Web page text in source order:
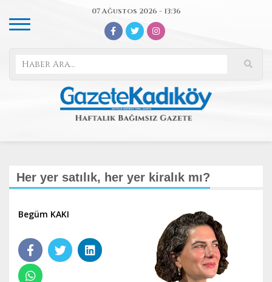
07 Ağustos 2026 - 13:36
Her yer satılık, her yer kiralık mı?
Begüm KAKI